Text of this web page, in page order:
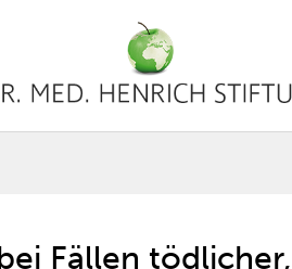
Fällen tödlicher,